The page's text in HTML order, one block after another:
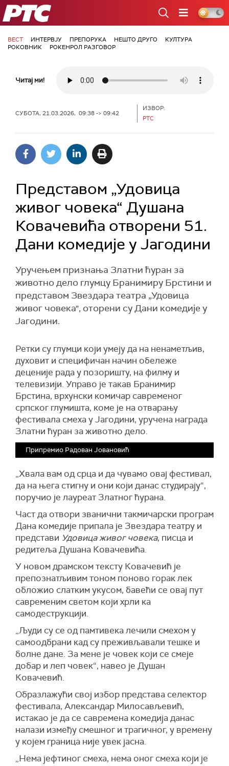
РТС
ВЕСТ ИНТЕРВЈУ ПРЕПОРУКА НЕШТО ДРУГО
КУЛТУРА
РОКОВНИК
РОКЕНРОЛ РАЗГОВОР
Читај ми!
СУБОТА, 21.03.2026, 09:38 -> 09:42
ИЗВОР:
РТС
Представом „Удовица
живог човека“ Душана
Ковачевића отворени 51.
Дани комедије у Јагодини
Уручењем признања Златни ћуран за
животно дело глумцу Бранимиру Брстини и
представом Звездара театра „Удовица
живог човека", оторени су Дани комедије у
Јагодини.
Ретки су глумци који умеју да на ненаметљив,
духовит и специфичан начин обележе
деценије рада у позоришту, на филму и
телевизији. Управо је такав Бранимир
Брстина, врхунски комичар савременог
српског глумишта, коме је на отварању
фестивала смеха у Јагодини, уручена награда
Златни ћуран за животно дело.
Припремио Радован Јовановић
„Хвала вам од срца и да чувамо овај фестивал,
да на њега стигну и они који данас студирају“,
поручио је лауреат Златног ћурана.
Част да отвори званични такмичарски програм
Дана комедије припала је Звездара театру и
представи Удовица живог човека, писца и
редитеља Душана Ковачевића.
У новом драмском тексту Ковачевић је
препознатљивим тоном поново горак лек
обложио слатким укусом, бавећи се овај пут
савременим светом који хрли ка
самодеструкцији.
„Људи су се од памтивека лечили смехом у
самоодбрани кад су преживљавали тешке и
болне дане. За мене је човек који се смеје
добар и леп човек“, навео је Душан
Ковачевић.
Образлажући свој избор представа селектор
фестивала, Александар Милосављевић,
истакао је да се савремена комедија данас
налази између смешног и трагичног, у времену
у којем граница није увек јасна.
„Нема јефтиног смеха, нема оног смеха који је